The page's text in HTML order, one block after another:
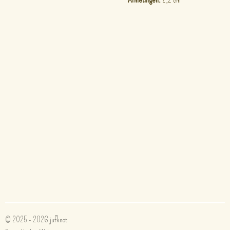
© 2025 - 2026 jufknot